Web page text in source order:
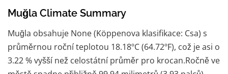
Muğla Climate Summary
Muğla obsahuje None (Köppenova klasifikace: Csa) s
průměrnou roční teplotou 18.18ºC (64.72ºF), což je asi o
3.22 % vyšší než celostátní průměr pro krocan.Ročně ve